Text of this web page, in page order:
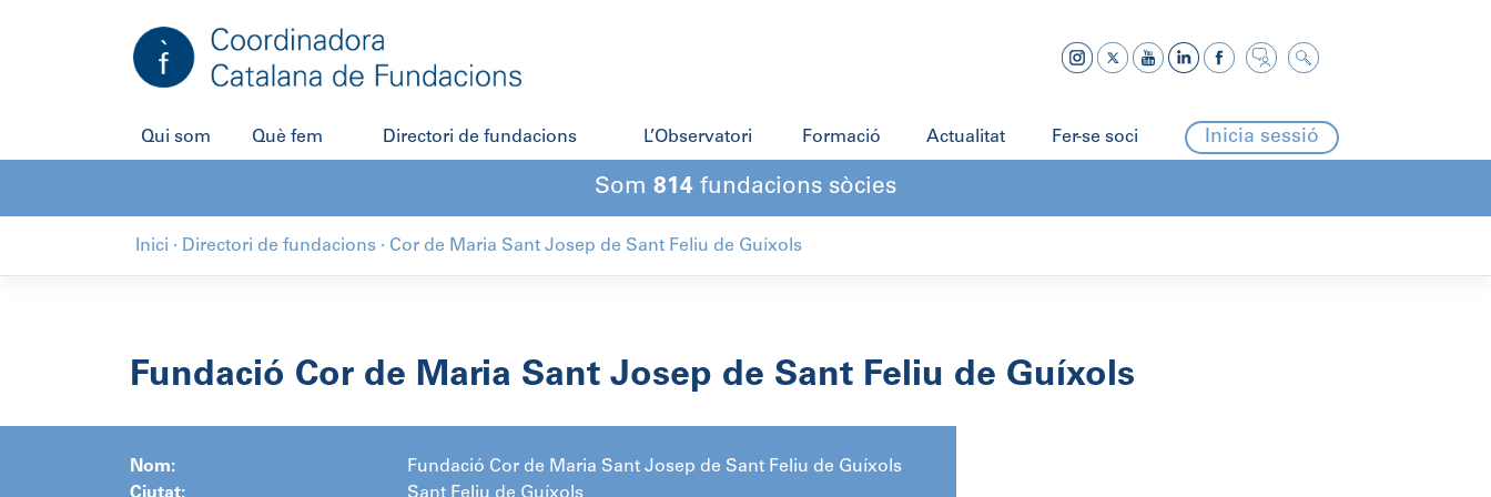
Qui som Què fem Directori de fundacions L’Observatori Formació Actualitat Fer-se soci Inicia sessió
Som 814 fundacions sòcies
Inici · Directori de fundacions · Cor de Maria Sant Josep de Sant Feliu de Guíxols
Fundació Cor de Maria Sant Josep de Sant Feliu de Guíxols
Nom:
Fundació Cor de Maria Sant Josep de Sant Feliu de Guíxols